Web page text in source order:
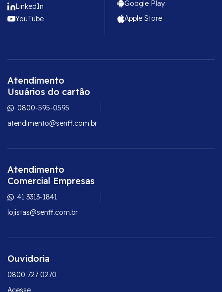
Google Play
Apple Store
LinkedIn
YouTube
Atendimento
Usuários do cartão
0800-595-0595
atendimento@senff.com.br
Atendimento
Comercial Empresas
41 3313-1841
lojistas@senff.com.br
Ouvidoria
0800 727 0270
Acesse